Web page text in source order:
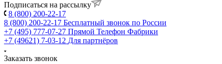
Подписаться на рассылку
8 (800) 200-22-17
8 (800) 200-22-17 Бесплатный звонок по России
+7 (495) 777-07-27 Прямой Телефон Фабрики
+7 (49621) 7-03-12 Для партнёров
Заказать звонок